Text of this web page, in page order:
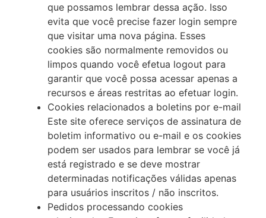
que possamos lembrar dessa ação. Isso
evita que você precise fazer login sempre
que visitar uma nova página. Esses
cookies são normalmente removidos ou
limpos quando você efetua logout para
garantir que você possa acessar apenas a
recursos e áreas restritas ao efetuar login.
Cookies relacionados a boletins por e-mail
Este site oferece serviços de assinatura de
boletim informativo ou e-mail e os cookies
podem ser usados para lembrar se você já
está registrado e se deve mostrar
determinadas notificações válidas apenas
para usuários inscritos / não inscritos.
Pedidos processando cookies